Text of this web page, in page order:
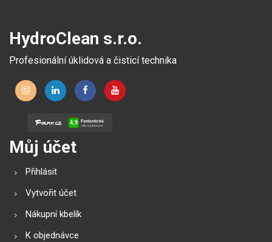
HydroClean s.r.o.
Profesionální úklidová a čisticí technika
Můj účet
Přihlásit
Vytvořit účet
Nákupní kbelík
K objednávce